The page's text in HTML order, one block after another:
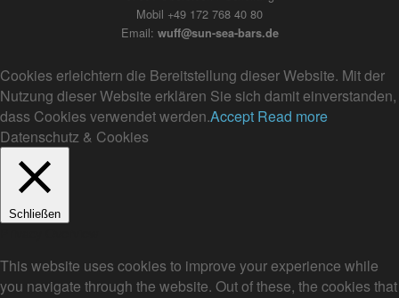
Mobil +49 172 768 40 80
Email: wuff@sun-sea-bars.de
Cookies erleichtern die Bereitstellung dieser Website. Mit der
Nutzung dieser Website erklären Sie sich damit einverstanden,
dass Cookies verwendet werden.Accept Read more
Datenschutz & Cookies
Schließen
This website uses cookies to improve your experience while
you navigate through the website. Out of these, the cookies that